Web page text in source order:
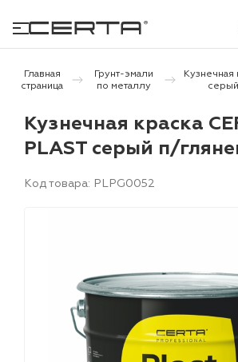
покрытия
и дачи
металлу
Главная
страница
Грунт-эмали
по металлу
Кузнечная
Кузнечная краска
PLAST серый п/
Код товара: PLPG0052